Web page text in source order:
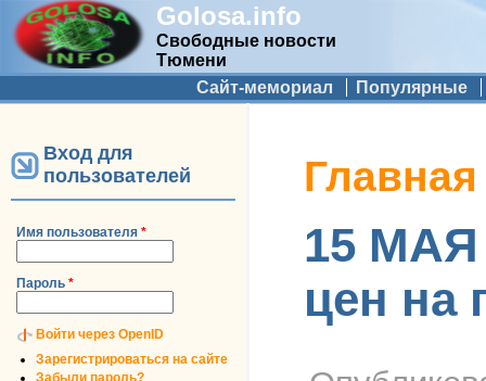
Golosa.info
Свободные новости
Тюмени
Дополнительное меню
Сайт-мемориал Популярные
Вход для
пользователей
Имя пользователя *
Пароль *
Войти через OpenID
Зарегистрироваться на сайте
Забыли пароль?
Вы здесь
Главная
15
цен на